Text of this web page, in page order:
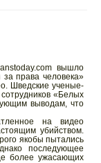
вышло
права человека»
Шведские ученые-
«Белых
выводам, что
на видео
убийством.
якобы пытались
последующее
более ужасающих